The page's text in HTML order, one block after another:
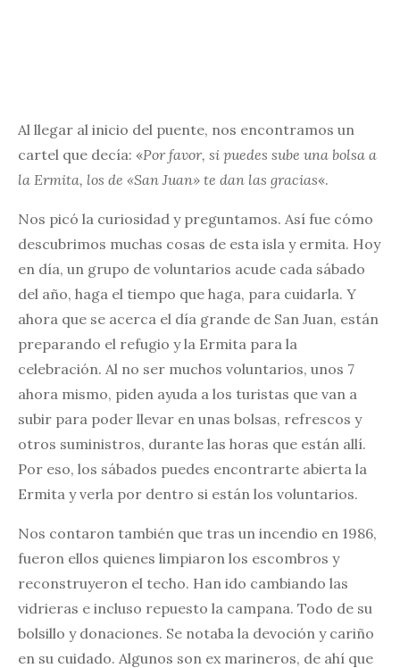
Al llegar al inicio del puente, nos encontramos un
cartel que decía: «Por favor, si puedes sube una bolsa a
la Ermita, los de «San Juan» te dan las gracias«.
Nos picó la curiosidad y preguntamos. Así fue cómo
descubrimos muchas cosas de esta isla y ermita. Hoy
en día, un grupo de voluntarios acude cada sábado
del año, haga el tiempo que haga, para cuidarla. Y
ahora que se acerca el día grande de San Juan, están
preparando el refugio y la Ermita para la
celebración. Al no ser muchos voluntarios, unos 7
ahora mismo, piden ayuda a los turistas que van a
subir para poder llevar en unas bolsas, refrescos y
otros suministros, durante las horas que están allí.
Por eso, los sábados puedes encontrarte abierta la
Ermita y verla por dentro si están los voluntarios.
Nos contaron también que tras un incendio en 1986,
fueron ellos quienes limpiaron los escombros y
reconstruyeron el techo. Han ido cambiando las
vidrieras e incluso repuesto la campana. Todo de su
bolsillo y donaciones. Se notaba la devoción y cariño
en su cuidado. Algunos son ex marineros, de ahí que